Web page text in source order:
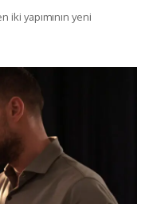
iki yapımının yeni